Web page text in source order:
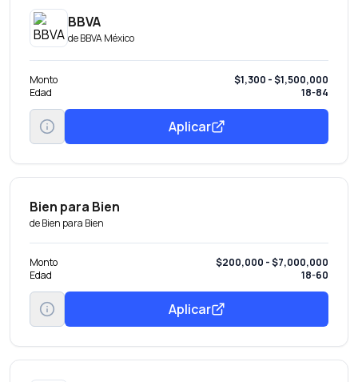
BBVA
deBBVA México
Monto
$1,300 - $1,500,000
Edad
18-84
Aplicar
Bien para Bien
deBien para Bien
Monto
$200,000 - $7,000,000
Edad
18-60
Aplicar